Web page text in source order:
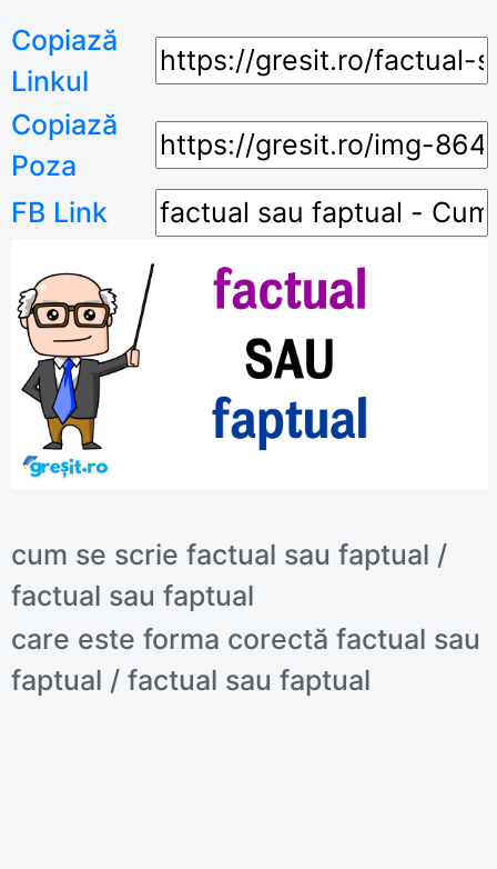
Copiază
Linkul
Copiază
Poza
FB Link
cum se scrie factual sau faptual /
factual sau faptual
care este forma corectă factual sau
faptual / factual sau faptual